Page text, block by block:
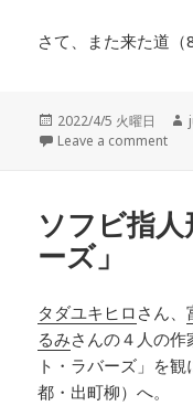
さて、また来た道
投
稿
2022/4/5 火曜日
Leave a comment
ソフビ指
ーズ」
タダユキヒロ さん、
るみさんの４人の作
ト・ラバーズ」を観
都・出町柳）へ。